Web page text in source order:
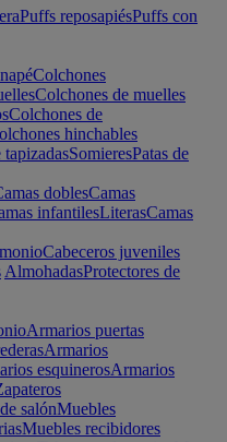
Puffs reposapiésPuffs con
Colchones
Colchones de muelles
Colchones de
hinchables
tapizadasSomieresPatas de
doblesCamas
infantilesLiterasCamas
Cabeceros juveniles
AlmohadasProtectores de
Armarios puertas
Armarios
esquinerosArmarios
salónMuebles
Muebles recibidores